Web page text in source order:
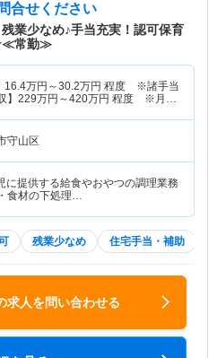
せください
業少なめ♪手当充実！認可保育
常勤≫
16.4万円～30.2万円 程度 ※諸手当
229万円～420万円 程度 ※月収
守山区
提供する給食やおやつの調理業務
食材の下処理…
残業少なめ 住宅手当・補助
求人を問い合わせる